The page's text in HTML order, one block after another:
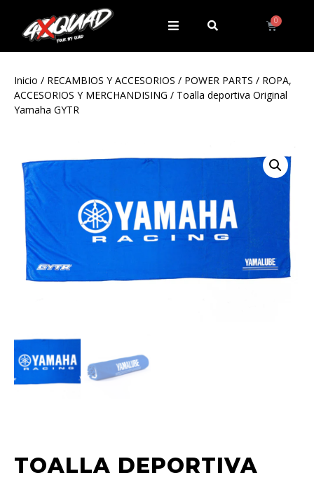
Inicio / RECAMBIOS Y ACCESORIOS / POWER PARTS / ROPA,
ACCESORIOS Y MERCHANDISING / Toalla deportiva Original
Yamaha GYTR
TOALLA DEPORTIVA